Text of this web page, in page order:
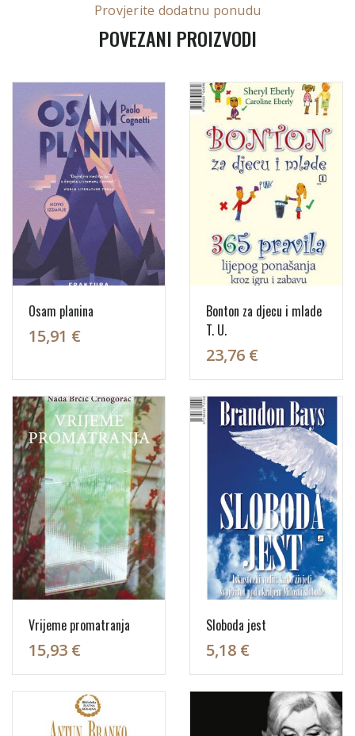
Provjerite dodatnu ponudu
POVEZANI PROIZVODI
Osam planina
15,91 €
Bonton za djecu i mlade
T. U.
23,76 €
Vrijeme promatranja
15,93 €
Sloboda jest
5,18 €